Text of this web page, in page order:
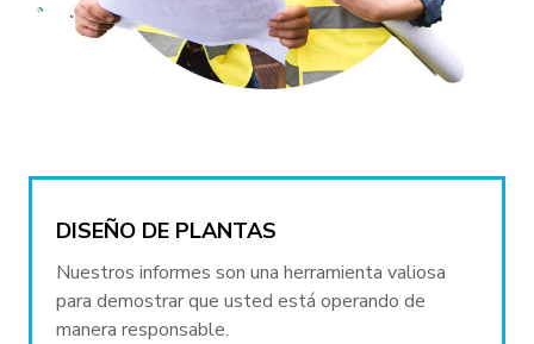
DISEÑO DE PLANTAS
Nuestros informes son una herramienta valiosa
para demostrar que usted está operando de
manera responsable.